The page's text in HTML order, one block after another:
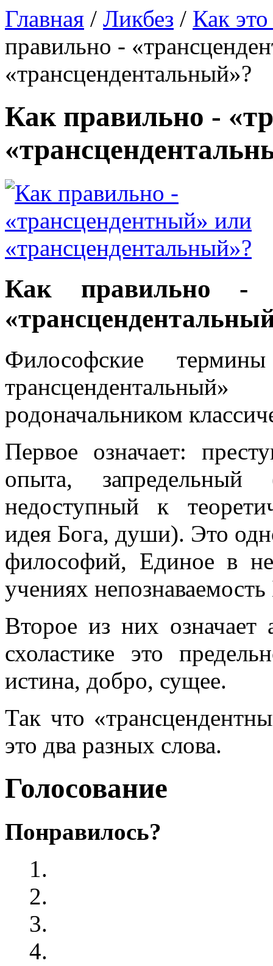
Главная / Ликбез / Как
правильно -
«трансцендентальный»?
Как правильно -
Как правильно -
Философские
родоначальником
Первое означает:
опыта,
недоступный к
идея Бога, души). Это
философий, Единое в
учениях непознаваемость
Второе из них
схоластике это
истина, добро, сущее.
Так что
это два разных слова.
Голосование
Понравилось?